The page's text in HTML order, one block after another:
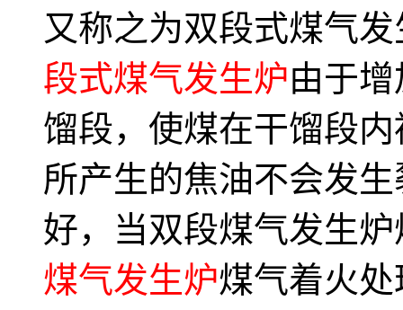
又称之为双段式煤气
段式煤气发生炉由于
馏段，使煤在干馏段
所产生的焦油不会发
好，当双段煤气发生
煤气发生炉煤气着火